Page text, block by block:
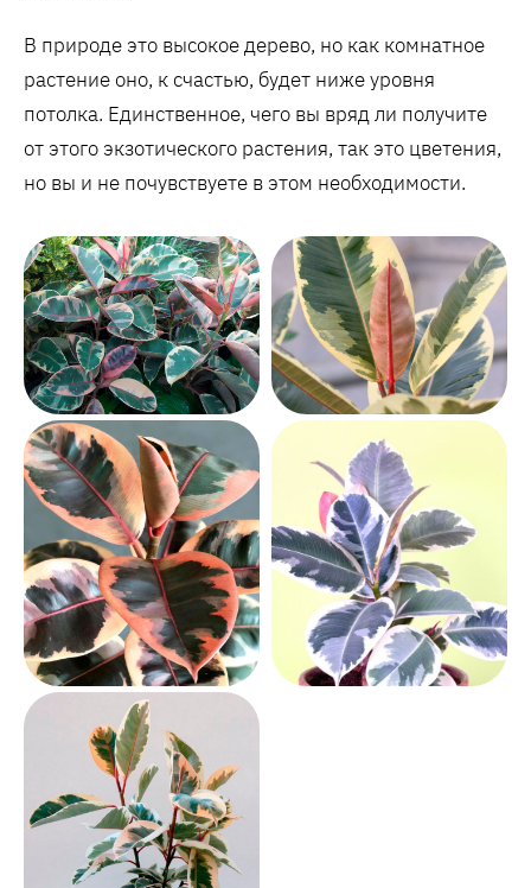
В природе это высокое дерево, но как комнатное
растение оно, к счастью, будет ниже уровня
потолка. Единственное, чего вы вряд ли получите
от этого экзотического растения, так это цветения,
но вы и не почувствуете в этом необходимости.